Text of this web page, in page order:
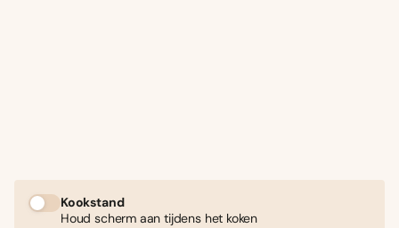
Kookstand
Houd scherm aan tijdens het koken